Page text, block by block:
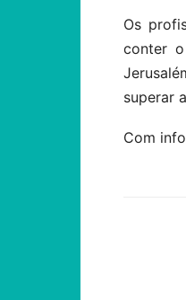
Os
conter
superar
Com